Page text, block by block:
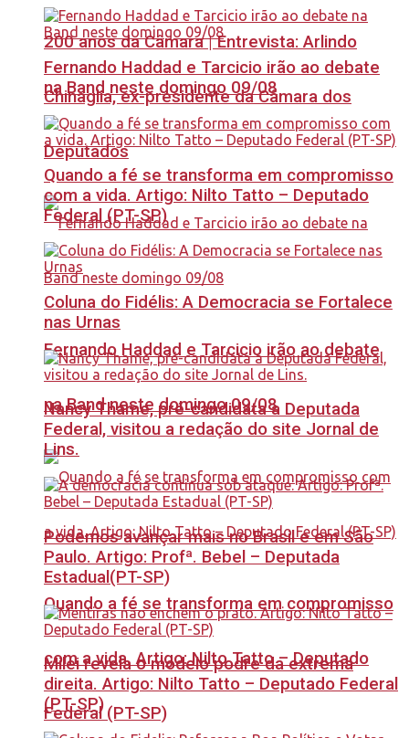
200 anos da Câmara | Entrevista: Arlindo
Chinaglia, ex-presidente da Câmara dos
Deputados
Fernando Haddad e Tarcicio irão ao debate
na Band neste domingo 09/08
Quando a fé se transforma em compromisso
com a vida. Artigo: Nilto Tatto – Deputado
Federal (PT-SP)
Fernando Haddad e Tarcicio irão ao debate
na Band neste domingo 09/08
Quando a fé se transforma em compromisso
com a vida. Artigo: Nilto Tatto – Deputado
Federal (PT-SP)
Coluna do Fidélis: A Democracia se Fortalece
nas Urnas
Nancy Thame, pré-candidata a Deputada
Federal, visitou a redação do site Jornal de
Lins.
Podemos avançar mais no Brasil e em São
Paulo. Artigo: Profª. Bebel – Deputada
Estadual(PT-SP)
Milei revela o modelo podre da extrema
direita. Artigo: Nilto Tatto – Deputado Federal
(PT-SP)